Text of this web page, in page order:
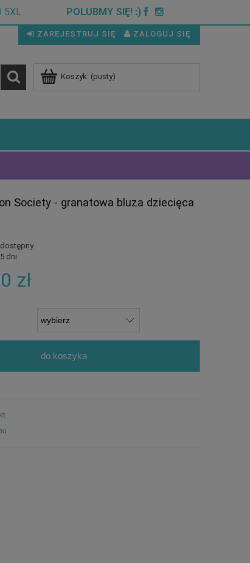
ZAREJESTRUJ SIĘ ZALOGUJ SIĘ
Koszyk: (pusty)
5XL POLUBMY SIĘ! :)
Society - granatowa bluza dziecięca
dostępny
5 dni
zł
do koszyka